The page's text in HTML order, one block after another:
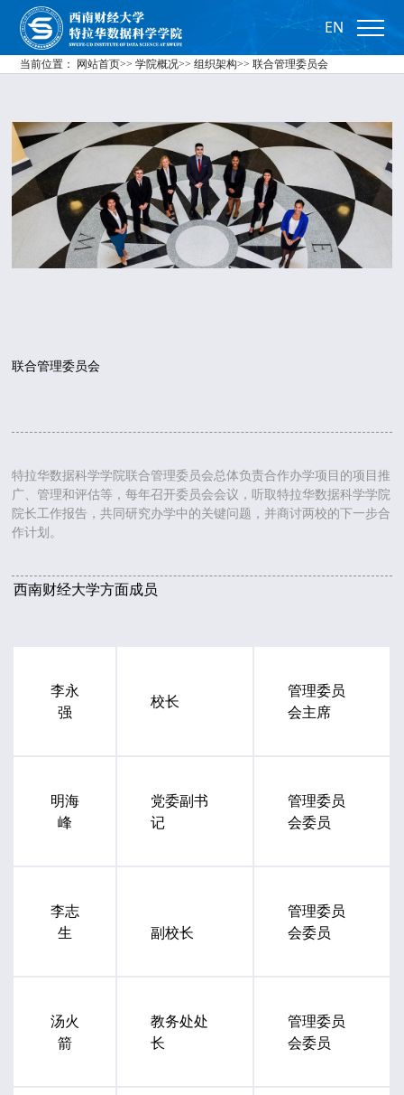
EN
当前位置： 网站首页>> 学院概况>> 组织架构>> 联合管理委员会
联合管理委员会
特拉华数据科学学院联合管理委员会总体负责合作办学项目的项目推
广、管理和评估等，每年召开委员会会议，听取特拉华数据科学学院
院长工作报告，共同研究办学中的关键问题，并商讨两校的下一步合
作计划。
西南财经大学方面成员
李永
强
校长
管理委员
会主席
明海
峰
党委副书
记
管理委员
会委员
李志
生
副校长
管理委员
会委员
汤火
箭
教务处处
长
管理委员
会委员